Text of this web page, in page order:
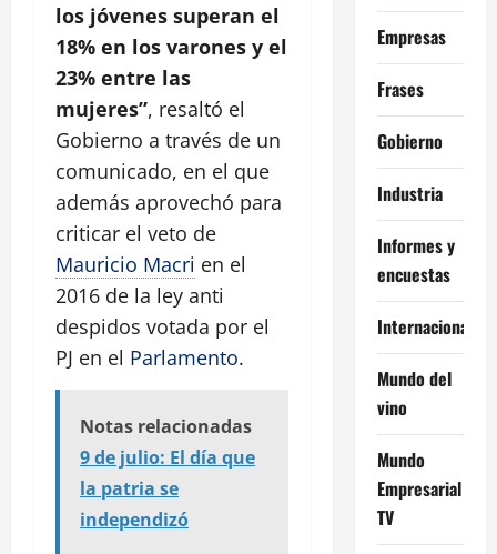
los jóvenes superan el
18% en los varones y el
23% entre las
mujeres”, resaltó el
Gobierno a través de un
comunicado, en el que
además aprovechó para
criticar el veto de
Mauricio Macri en el
2016 de la ley anti
despidos votada por el
PJ en el Parlamento.
Notas relacionadas
9 de julio: El día que
la patria se
independizó
Empresas
Frases
Gobierno
Industria
Informes y
encuestas
Internacional
Mundo del
vino
Mundo
Empresarial
TV